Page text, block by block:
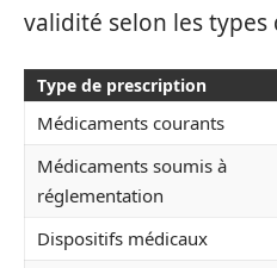
validité selon les
Type de prescription
Médicaments courants
Médicaments soumis à
réglementation
Dispositifs médicaux